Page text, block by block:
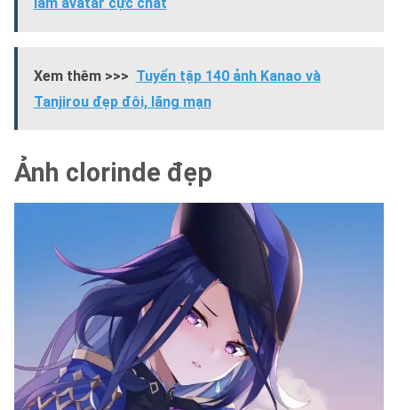
Xem thêm >>> Tuyển tập 140 ảnh Kanao và
Tanjirou đẹp đôi, lãng mạn
Ảnh clorinde đẹp